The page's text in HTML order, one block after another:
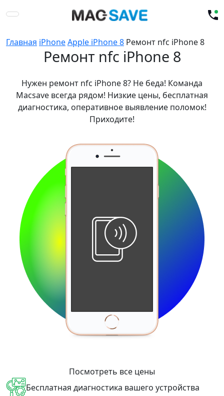
Главная iPhoneApple iPhone 8 Ремонт nfc iPhone 8
Ремонт nfc iPhone 8
Нужен ремонт nfc iPhone 8? Не беда! Команда
Macsave всегда рядом! Низкие цены, бесплатная
диагностика, оперативное выявление поломок!
Приходите!
Посмотреть все цены
Бесплатная диагностика вашего устройства